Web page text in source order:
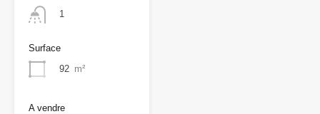
1
Surface
92 m²
A vendre